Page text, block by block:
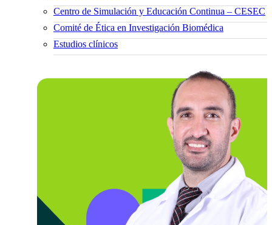
Centro de Simulación y Educación Continua – CESEC
Comité de Ética en Investigación Biomédica
Estudios clínicos